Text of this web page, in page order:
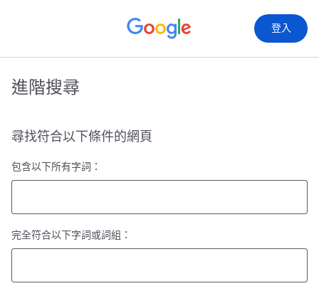
登入
進階搜尋
尋找符合以下條件的網頁
包含以下所有字詞：
完全符合以下字詞或詞組：